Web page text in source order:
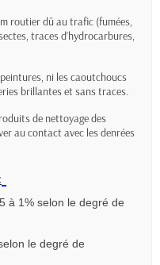
routier dû au trafic (fumées,
traces d’hydrocarbures,
ni les caoutchoucs
brillantes et sans traces.
de nettoyage des
au contact avec les denrées
à 1% selon le degré de
le degré de